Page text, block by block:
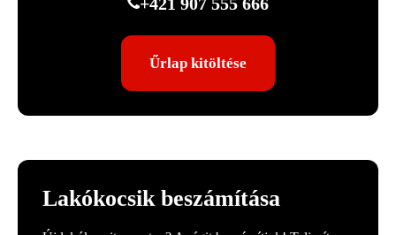
Űrlap kitöltése
Lakókocsik beszámítása